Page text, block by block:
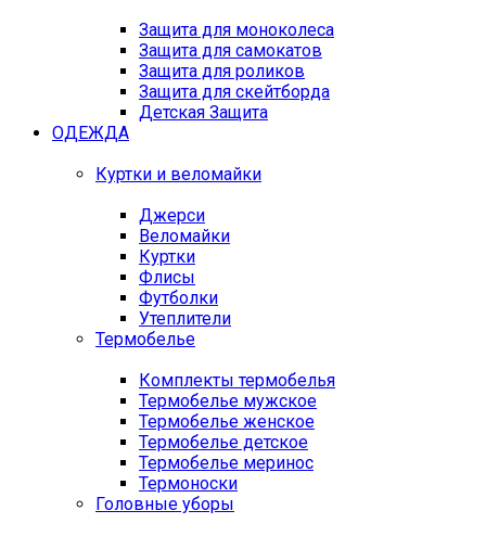
Защита для моноколеса
Защита для самокатов
Защита для роликов
Защита для скейтборда
Детская Защита
ОДЕЖДА
Куртки и веломайки
Джерси
Веломайки
Куртки
Флисы
Футболки
Утеплители
Термобелье
Комплекты термобелья
Термобелье мужское
Термобелье женское
Термобелье детское
Термобелье меринос
Термоноски
Головные уборы